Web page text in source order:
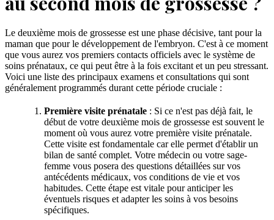
Le deuxième mois de grossesse est une phase décisive, tant pour la
maman que pour le développement de l'embryon. C'est à ce moment
que vous aurez vos premiers contacts officiels avec le système de
soins prénataux, ce qui peut être à la fois excitant et un peu stressant.
Voici une liste des principaux examens et consultations qui sont
généralement programmés durant cette période cruciale :
Première visite prénatale : Si ce n'est pas déjà fait, le
début de votre deuxième mois de grossesse est souvent le
moment où vous aurez votre première visite prénatale.
Cette visite est fondamentale car elle permet d'établir un
bilan de santé complet. Votre médecin ou votre sage-
femme vous posera des questions détaillées sur vos
antécédents médicaux, vos conditions de vie et vos
habitudes. Cette étape est vitale pour anticiper les
éventuels risques et adapter les soins à vos besoins
spécifiques.